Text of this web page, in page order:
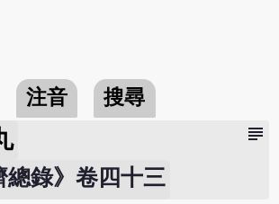
注音 搜尋
subject
總錄》卷四十三